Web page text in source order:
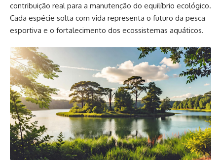
contribuição real para a manutenção do equilíbrio ecológico.
Cada espécie solta com vida representa o futuro da pesca
esportiva e o fortalecimento dos ecossistemas aquáticos.